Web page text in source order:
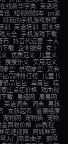
在线新华字典 英语培
迅 短视频剧本
ps素
好玩的手机游戏推荐
训 英语培训
职业培
大全
手机游戏下载
石 抖音代运营 十大
下载 企业服务
女士
优质范文
儿童文
搜搜作文
实用范文
雕塑 景观雕塑
资治
包品牌排行榜
儿童书
侈品包包 单肩包 精
庄点痣价格 戏曲视
载 易经网
周易网
英语词典 词典
男孩
女孩起名
道德经原
宠物网 宠物猫
宠物
金回收价格
ps教程
花速递网
同城鲜花
入门简单曲子 钢琴